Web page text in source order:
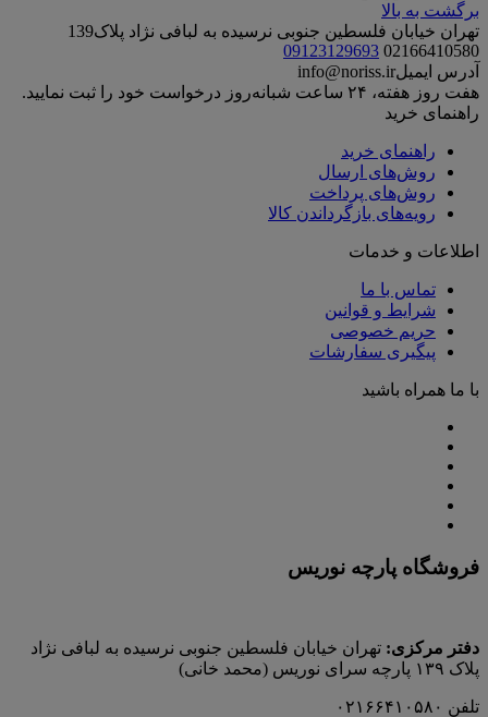
برگشت به بالا
تهران خیابان فلسطین جنوبی نرسیده به لبافی نژاد پلاک139
02166410580
09123129693
آدرس ایمیلinfo@noriss.ir
هفت روز هفته، ۲۴ ساعت شبانه‌روز درخواست خود را ثبت نمایید.
راهنمای خرید
راهنمای خرید
روش‌های ارسال
روش‌های پرداخت
رویه‌های بازگرداندن کالا
اطلاعات و خدمات
تماس با ما
شرایط و قوانین
حریم خصوصی
پیگیری سفارشات
با ما همراه باشید
فروشگاه پارچه نوریس
دفتر مرکزی: تهران خیابان فلسطین جنوبی نرسیده به لبافی نژاد
پلاک ۱۳۹ پارچه‌ سرای نوريس (محمد خانی)
تلفن ۰۲۱۶۶۴۱۰۵۸۰